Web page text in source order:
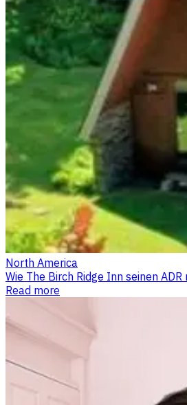
North America
Wie The Birch Ridge Inn seinen
Read more